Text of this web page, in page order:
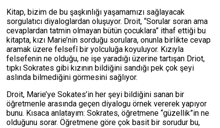
Kitap, bizim de bu şaşkınlığı yaşamamızı sağlayacak
sorgulatıcı diyaloglardan oluşuyor. Droit, “Sorular soran ama
cevaplardan tatmin olmayan bütün çocuklara” ithaf ettiği bu
kitapta, kızı Marie’nin sorduğu sorulara, onunla birlikte cevap
aramak üzere felsefî bir yolculuğa koyuluyor. Kızıyla
felsefenin ne olduğu, ne işe yaradığı üzerine tartışan Driot,
tıpkı Sokrates gibi kızının bildiğini sandığı pek çok şeyi
aslında bilmediğini görmesini sağlıyor.
Droit, Marie’ye Sokates’in her şeyi bildiğini sanan bir
öğretmenle arasında geçen diyalogu örnek vererek yapıyor
bunu. Kısaca anlatayım: Sokrates, öğretmene “güzellik”in ne
olduğunu sorar. Öğretmene göre çok basit bir sorudur bu,